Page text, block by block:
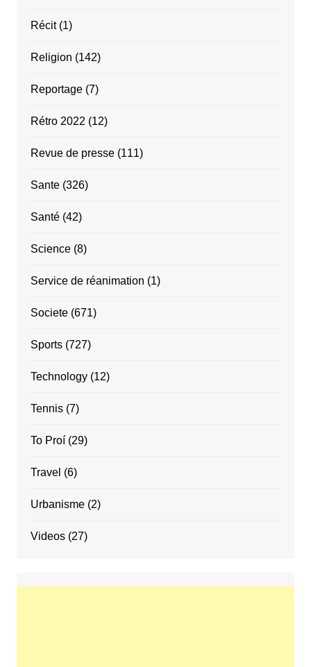
Récit(1)
Religion (142)
Reportage(7)
Rétro 2022 (12)
Revue de presse(111)
Sante(326)
Santé(42)
Science(8)
Service de réanimation (1)
Societe(671)
Sports(727)
Technology(12)
Tennis(7)
To Proí(29)
Travel (6)
Urbanisme(2)
Videos(27)